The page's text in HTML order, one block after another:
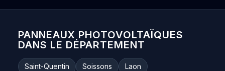
PANNEAUX PHOTOVOLTAÏQUES
DANS LE DÉPARTEMENT
Saint-Quentin Soissons
Laon